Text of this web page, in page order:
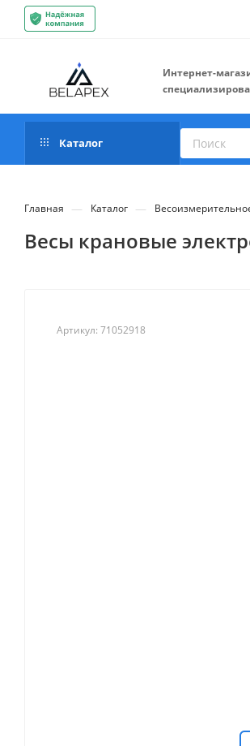
Интернет-
Каталог
Главная — Каталог —
Весы крановые
Артикул: 71052918